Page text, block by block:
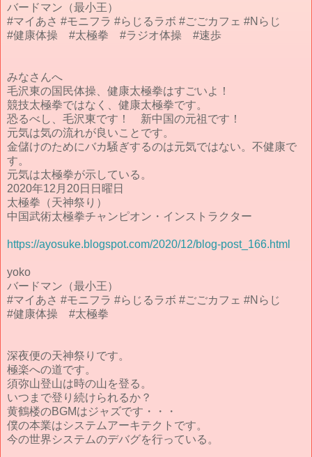
バードマン（最小王）
#マイあさ #モニフラ #らじるラボ #ごごカフェ #Nらじ
#健康体操 #太極拳 #ラジオ体操 #速歩
みなさんへ
毛沢東の国民体操、健康太極拳はすごいよ！
競技太極拳ではなく、健康太極拳です。
恐るべし、毛沢東です！ 新中国の元祖です！
元気は気の流れが良いことです。
金儲けのためにバカ騒ぎするのは元気ではない。不健康で
す。
元気は太極拳が示している。
2020年12月20日日曜日
太極拳（天神祭り）
中国武術太極拳チャンピオン・インストラクター
https://ayosuke.blogspot.com/2020/12/blog-post_166.html
yoko
バードマン（最小王）
#マイあさ #モニフラ #らじるラボ #ごごカフェ #Nらじ
#健康体操 #太極拳
深夜便の天神祭りです。
極楽への道です。
須弥山登山は時の山を登る。
いつまで登り続けられるか？
黄鶴楼のBGMはジャズです・・・
僕の本業はシステムアーキテクトです。
今の世界システムのデバグを行っている。